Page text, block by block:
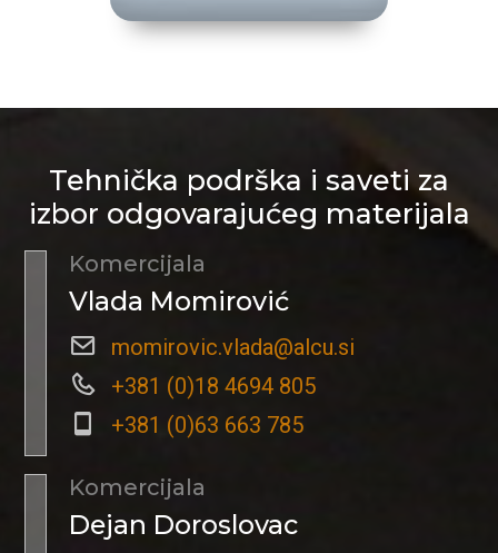
Tehnička podrška i saveti za
izbor odgovarajućeg materijala
Komercijala
Vlada Momirović
momirovic.vlada@alcu.si
+381 (0)18 4694 805
+381 (0)63 663 785
Komercijala
Dejan Doroslovac